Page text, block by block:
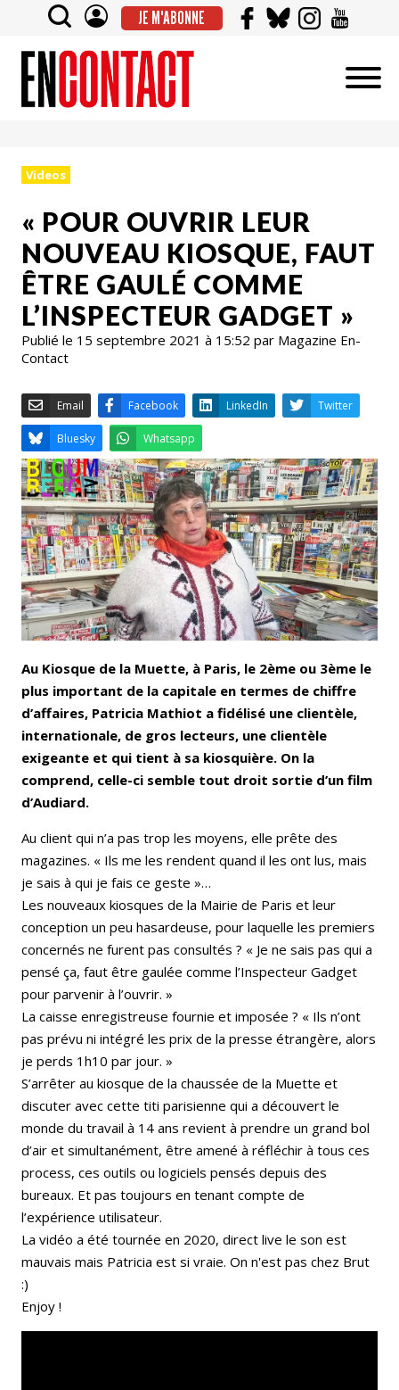
JE M'ABONNE
Videos
« POUR OUVRIR LEUR
NOUVEAU KIOSQUE, FAUT
ÊTRE GAULÉ COMME
L’INSPECTEUR GADGET »
Publié le 15 septembre 2021 à 15:52 par Magazine En-
Contact
Email Facebook LinkedIn
Bluesky Whatsapp
Au Kiosque de la Muette, à Paris, le 2ème ou 3ème le
plus important de la capitale en termes de chiffre
d’affaires, Patricia Mathiot a fidélisé une clientèle,
internationale, de gros lecteurs, une clientèle
exigeante et qui tient à sa kiosquière. On la
comprend, celle-ci semble tout droit sortie d’un film
d’Audiard.
Au client qui n’a pas trop les moyens, elle prête des
magazines. « Ils me les rendent quand il les ont lus, mais
je sais à qui je fais ce geste »…
Les nouveaux kiosques de la Mairie de Paris et leur
conception un peu hasardeuse, pour laquelle les premiers
concernés ne furent pas consultés ? « Je ne sais pas qui a
pensé ça, faut être gaulée comme l’Inspecteur Gadget
pour parvenir à l’ouvrir. »
La caisse enregistreuse fournie et imposée ? « Ils n’ont
pas prévu ni intégré les prix de la presse étrangère, alors
je perds 1h10 par jour. »
S’arrêter au kiosque de la chaussée de la Muette et
discuter avec cette titi parisienne qui a découvert le
monde du travail à 14 ans revient à prendre un grand bol
d’air et simultanément, être amené à réfléchir à tous ces
process, ces outils ou logiciels pensés depuis des
bureaux. Et pas toujours en tenant compte de
l’expérience utilisateur.
La vidéo a été tournée en 2020, direct live le son est
mauvais mais Patricia est si vraie. On n'est pas chez Brut
:)
Enjoy !